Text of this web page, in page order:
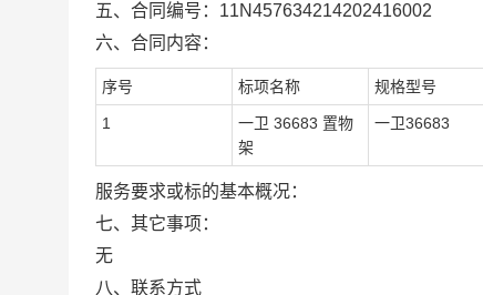
五、合同编号： 11N457634214202416002
六、合同内容：
序号 标项名称 规格型号
1
一卫 36683 置物
架
一卫36683
服务要求或标的基本概况：
七、其它事项：
无
八、联系方式